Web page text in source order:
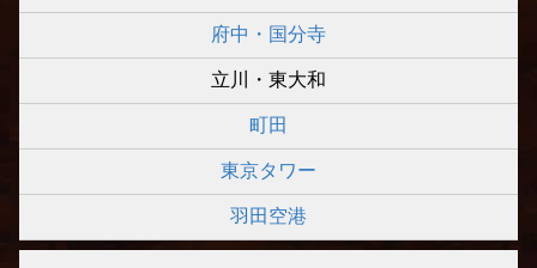
府中・国分寺
立川・東大和
町田
東京タワー
羽田空港